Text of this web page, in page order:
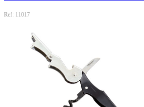
Ref: 11017